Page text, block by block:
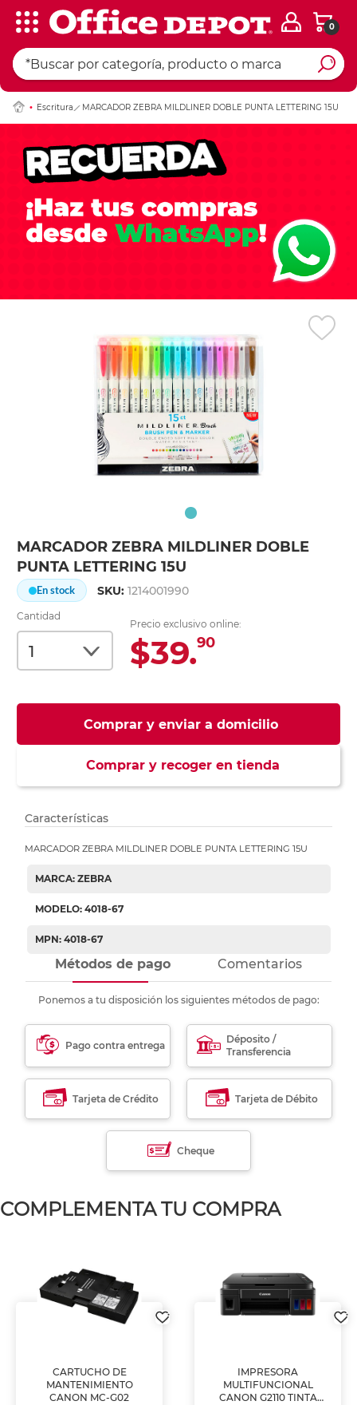
0
Escritura MARCADOR ZEBRA MILDLINER DOBLE PUNTA LETTERING 15U
MARCADOR ZEBRA MILDLINER DOBLE
PUNTA LETTERING 15U
En stock SKU:1214001990
Cantidad
Precio exclusivo online:
$39.90
Comprar y enviar a domicilio
Comprar y recoger en tienda
Ingresar Codigo
Características
MARCADOR ZEBRA MILDLINER DOBLE PUNTA LETTERING 15U
MARCA: ZEBRA
MODELO: 4018-67
MPN: 4018-67
Métodos de pago Comentarios
Ponemos a tu disposición los siguientes métodos de pago:
Pago contra entrega
Déposito /
Transferencia
Tarjeta de Crédito Tarjeta de Débito
Cheque
COMPLEMENTA TU COMPRA
CARTUCHO DE
MANTENIMIENTO
CANON MC-G02
IMPRESORA
MULTIFUNCIONAL
CANON G2110 TINTA